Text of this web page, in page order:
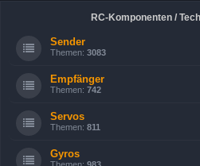
RC-Komponenten /
Sender
Themen: 3083
Empfänger
Themen: 742
Servos
Themen: 811
Gyros